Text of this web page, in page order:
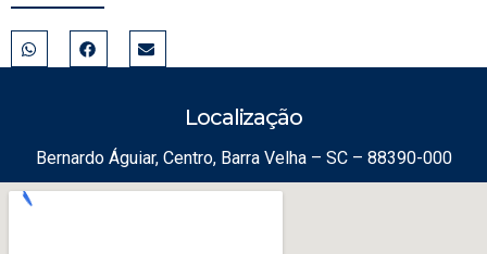
Localização
Bernardo Águiar, Centro, Barra Velha – SC – 88390-000